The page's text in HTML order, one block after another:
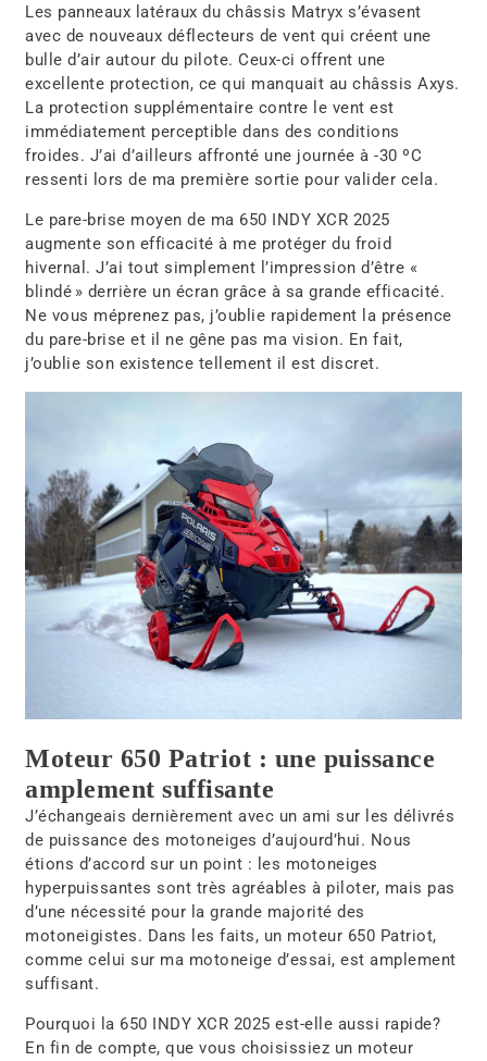
Les panneaux latéraux du châssis Matryx s’évasent
avec de nouveaux déflecteurs de vent qui créent une
bulle d’air autour du pilote. Ceux-ci offrent une
excellente protection, ce qui manquait au châssis Axys.
La protection supplémentaire contre le vent est
immédiatement perceptible dans des conditions
froides. J’ai d’ailleurs affronté une journée à -30 ºC
ressenti lors de ma première sortie pour valider cela.
Le pare-brise moyen de ma 650 INDY XCR 2025
augmente son efficacité à me protéger du froid
hivernal. J’ai tout simplement l’impression d’être «
blindé » derrière un écran grâce à sa grande efficacité.
Ne vous méprenez pas, j’oublie rapidement la présence
du pare-brise et il ne gêne pas ma vision. En fait,
j’oublie son existence tellement il est discret.
Moteur 650 Patriot : une puissance
amplement suffisante
J’échangeais dernièrement avec un ami sur les délivrés
de puissance des motoneiges d’aujourd’hui. Nous
étions d’accord sur un point : les motoneiges
hyperpuissantes sont très agréables à piloter, mais pas
d’une nécessité pour la grande majorité des
motoneigistes. Dans les faits, un moteur 650 Patriot,
comme celui sur ma motoneige d’essai, est amplement
suffisant.
Pourquoi la 650 INDY XCR 2025 est-elle aussi rapide?
En fin de compte, que vous choisissiez un moteur